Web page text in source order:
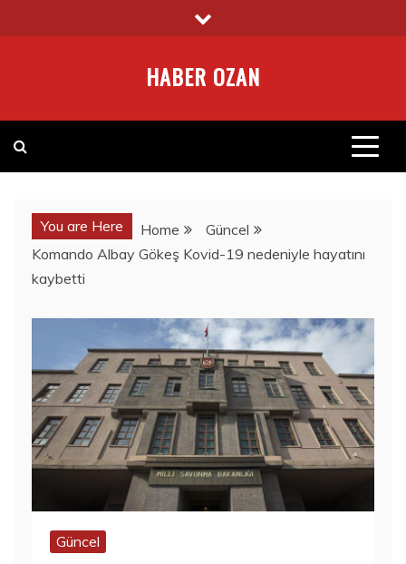
to
HABER OZAN
You are Here Home
Güncel
Komando Albay Gökeş Kovid-19 nedeniyle hayatını
kaybetti
Güncel